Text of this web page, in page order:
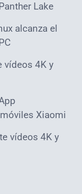
Lake
alcanza el
vídeos 4K y
Xiaomi
vídeos 4K y